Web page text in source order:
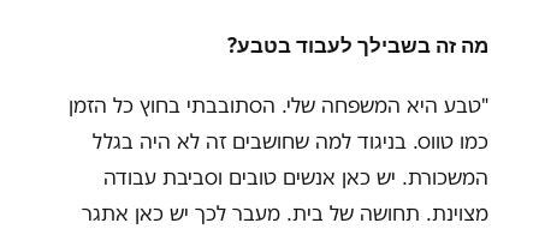
מה זה בשבילך לעבוד בטבע?
"טבע היא המשפחה שלי. הסתובבתי בחוץ כל הזמן
כמו טווס. בניגוד למה שחושבים זה לא היה בגלל
המשכורת. יש כאן אנשים טובים וסביבת עבודה
מצוינת. תחושה של בית. מעבר לכך יש כאן אתגר